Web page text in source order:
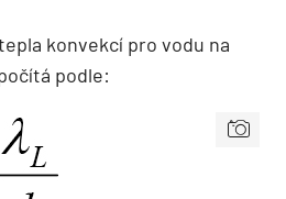
konvekcí pro vodu na
podle: